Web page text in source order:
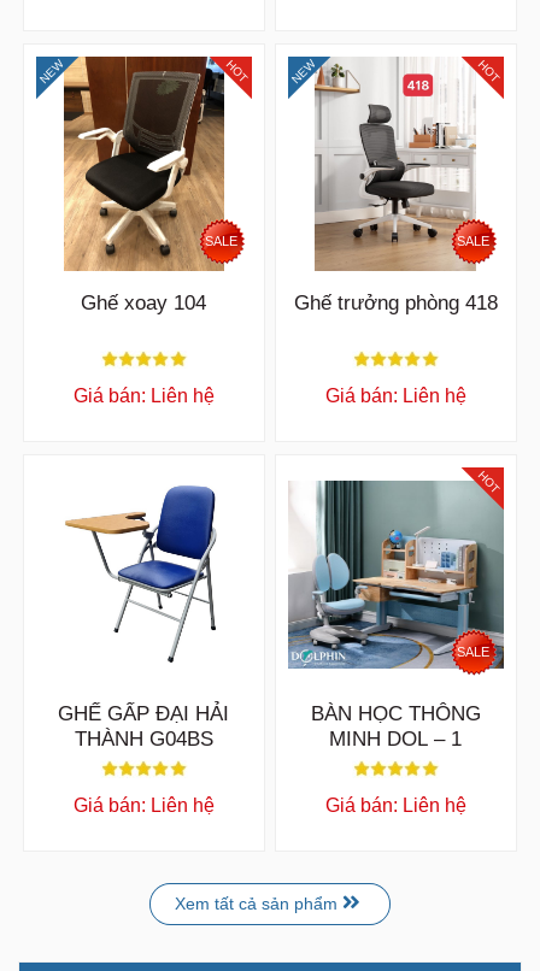
NEW HOT
SALE
Ghế xoay 104
Giá bán: Liên hệ
NEW HOT
SALE
Ghế trưởng phòng 418
Giá bán: Liên hệ
GHẾ GẤP ĐẠI HẢI
THÀNH G04BS
Giá bán: Liên hệ
HOT
SALE
BÀN HỌC THÔNG
MINH DOL – 1
Giá bán: Liên hệ
Xem tất cả sản phẩm